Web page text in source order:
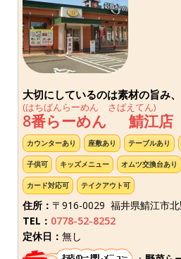
大切にしているのは素材の旨み、
(はちばんらーめん さばえてん)
8番らーめん 鯖江店
カウンターあり 座敷あり テーブルあり
子供可 キッズメニュー オムツ交換台あり
カード対応可 テイクアウト可
住所： 〒916-0029 福井県鯖江市
TEL： 0778-52-8252
定休日： 無し